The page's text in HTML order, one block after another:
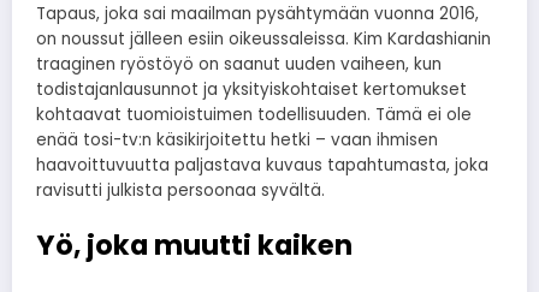
Tapaus, joka sai maailman pysähtymään vuonna 2016,
on noussut jälleen esiin oikeussaleissa. Kim Kardashianin
traaginen ryöstöyö on saanut uuden vaiheen, kun
todistajanlausunnot ja yksityiskohtaiset kertomukset
kohtaavat tuomioistuimen todellisuuden. Tämä ei ole
enää tosi-tv:n käsikirjoitettu hetki – vaan ihmisen
haavoittuvuutta paljastava kuvaus tapahtumasta, joka
ravisutti julkista persoonaa syvältä.
Yö, joka muutti kaiken